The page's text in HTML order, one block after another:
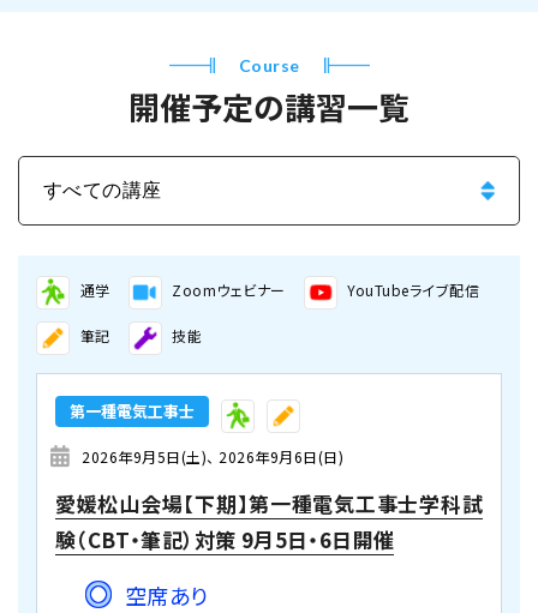
Course
開催予定の講習一覧
通学 Zoomウェビナー YouTubeライブ配信
筆記 技能
第一種電気工事士
2026年9月5日(土) 2026年9月6日(日)
愛媛松山会場【下期】第一種電気工事士学科試
験（CBT・筆記）対策 9月5日・6日開催
空席あり